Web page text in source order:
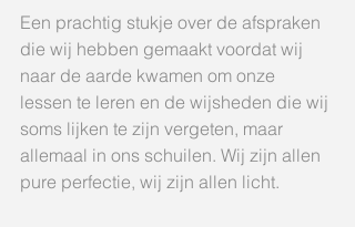
Een prachtig stukje over de afspraken
die wij hebben gemaakt voordat wij
naar de aarde kwamen om onze
lessen te leren en de wijsheden die wij
soms lijken te zijn vergeten, maar
allemaal in ons schuilen. Wij zijn allen
pure perfectie, wij zijn allen licht.